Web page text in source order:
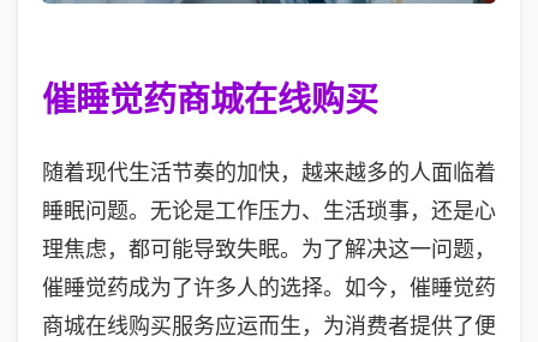
催睡觉药商城在线购买
随着现代生活节奏的加快，越来越多的人面临着
睡眠问题。无论是工作压力、生活琐事，还是心
理焦虑，都可能导致失眠。为了解决这一问题，
催睡觉药成为了许多人的选择。如今，催睡觉药
商城在线购买服务应运而生，为消费者提供了便